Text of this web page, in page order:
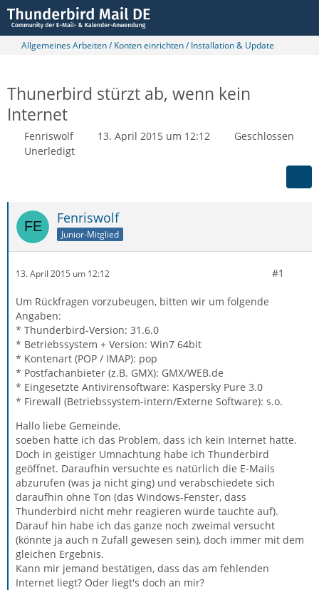
Allgemeines Arbeiten / Konten einrichten / Installation & Update
Thunerbird stürzt ab, wenn kein
Internet
Fenriswolf 13. April 2015 um 12:12
Geschlossen
Unerledigt
Fenriswolf
Junior-Mitglied
13. April 2015 um 12:12 #1
Um Rückfragen vorzubeugen, bitten wir um folgende
Angaben:
* Thunderbird-Version: 31.6.0
* Betriebssystem + Version: Win7 64bit
* Kontenart (POP / IMAP): pop
* Postfachanbieter (z.B. GMX): GMX/WEB.de
* Eingesetzte Antivirensoftware: Kaspersky Pure 3.0
* Firewall (Betriebssystem-intern/Externe Software): s.o.
Hallo liebe Gemeinde,
soeben hatte ich das Problem, dass ich kein Internet hatte.
Doch in geistiger Umnachtung habe ich Thunderbird
geöffnet. Daraufhin versuchte es natürlich die E-Mails
abzurufen (was ja nicht ging) und verabschiedete sich
daraufhin ohne Ton (das Windows-Fenster, dass
Thunderbird nicht mehr reagieren würde tauchte auf).
Darauf hin habe ich das ganze noch zweimal versucht
(könnte ja auch n Zufall gewesen sein), doch immer mit dem
gleichen Ergebnis.
Kann mir jemand bestätigen, dass das am fehlenden
Internet liegt? Oder liegt's doch an mir?